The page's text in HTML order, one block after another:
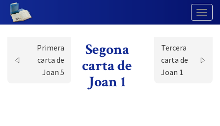
Primera
carta de
Joan 5
Segona
carta de
Joan 1
Tercera
carta de
Joan 1